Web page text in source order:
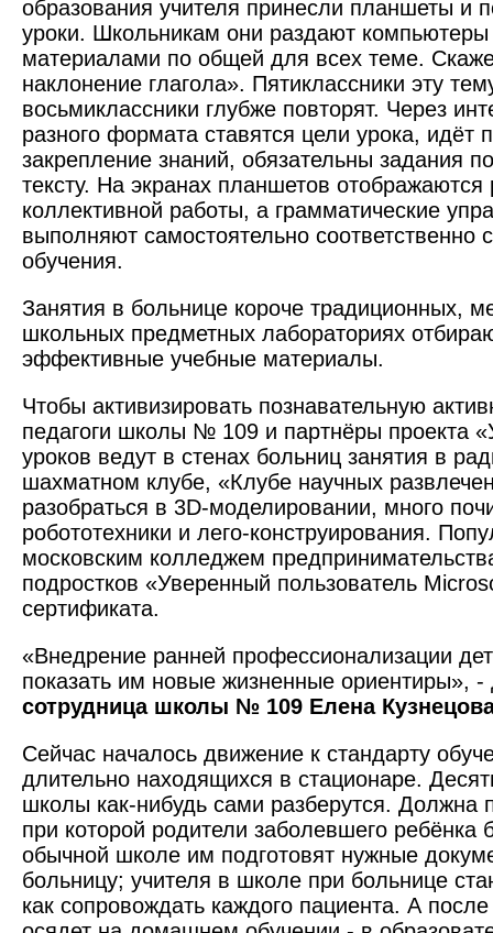
образования учителя принесли планшеты и
уроки. Школьникам они раздают
материалами по общей для всех теме.
наклонение глагола». Пятиклассники эту
восьмиклассники глубже повторят. Через
разного формата ставятся цели урока, идёт
закрепление знаний, обязательны задания
тексту. На экранах планшетов отображаются
коллективной работы, а грамматические
выполняют самостоятельно соответственно
обучения.
Занятия в больнице короче традиционных,
школьных предметных лабораториях
эффективные учебные материалы.
Чтобы активизировать познавательную
педагоги школы № 109 и партнёры проекта
уроков ведут в стенах больниц занятия в
шахматном клубе, «Клубе научных
разобраться в 3D-моделировании, много
робототехники и лего-конструирования.
московским колледжем
подростков «Уверенный пользователь
сертификата.
«Внедрение ранней профессионализации
показать им новые жизненные ориентиры»,
сотрудница школы № 109 Елена
Сейчас началось движение к стандарту
длительно находящихся в стационаре.
школы как-нибудь сами разберутся. Должна
при которой родители заболевшего ребёнка
обычной школе им подготовят нужные
больницу; учителя в школе при больнице
как сопровождать каждого пациента. А